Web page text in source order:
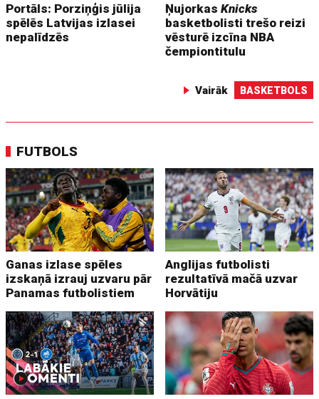
Portāls: Porziņģis jūlija
spēlēs Latvijas izlasei
nepalīdzēs
ŅujorkasKnicks
basketbolisti trešo reizi
vēsturē izcīna NBA
čempiontitulu
Vairāk BASKETBOLS
FUTBOLS
Ganas izlase spēles
izskaņā izrauj uzvaru pār
Panamas futbolistiem
Anglijas futbolisti
rezultatīvā mačā uzvar
Horvātiju